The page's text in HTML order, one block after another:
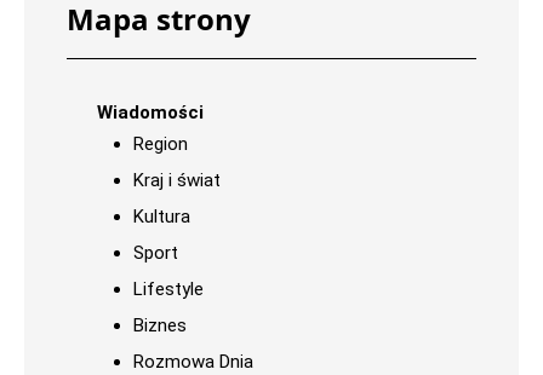
Mapa strony
Wiadomości
Region
Kraj i świat
Kultura
Sport
Lifestyle
Biznes
Rozmowa Dnia